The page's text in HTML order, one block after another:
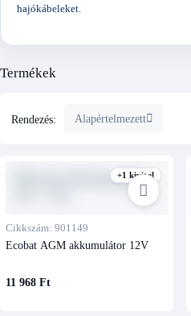
hajókábeleket
Termékek
Rendezés: Alapértelmezett
+1 kivitel
Cikkszám: 901149
Ecobat AGM akkumulátor 12V
11 968 Ft